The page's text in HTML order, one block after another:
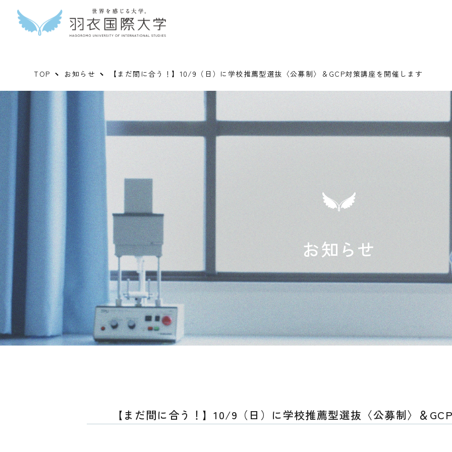
TOP お知らせ 【まだ間に合う！】10/9（日）に学校推薦型選抜〈公募制〉＆GCP対策講座を開催します
お知らせ
【まだ間に合う！】10/9（日）に学校推薦型選抜〈公募制〉＆